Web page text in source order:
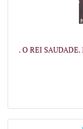
. O REI